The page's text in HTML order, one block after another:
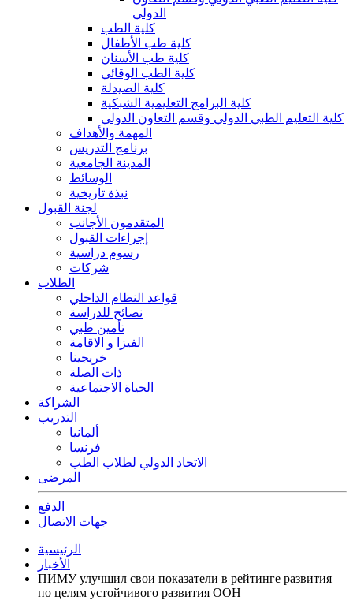
الدولي
كلية الطب
كلية طب الأطفال
كلية طب الأسنان
كلية الطب الوقائي
كلية الصيدلة
كلية البرامج التعليمية الشبكية
كلية التعليم الطبي الدولي وقسم التعاون الدولي
المهمة والأهداف
برنامج التدريس
المدينة الجامعية
الوسائط
نبذة تاريخية
لجنة القبول
المتقدمون الأجانب
إجراءات القبول
رسوم دراسية
شركات
الطلاب
قواعد النظام الداخلي
نصائح للدراسة
تأمين طبي
الفيزا و الاقامة
خريجينا
ذات الصلة
الحياة الاجتماعية
الشراكة
التدريب
ألمانيا
فرنسا
الاتحاد الدولي لطلاب الطب
المرضى
الدفع
جهات الاتصال
الرئيسية
الأخبار
ПИМУ улучшил свои показатели в рейтинге развития
по целям устойчивого развития ООН